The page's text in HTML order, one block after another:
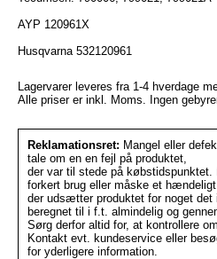
AYP 120961X
Husqvarna 532120961
Lagervarer leveres fra 1-4 hverdage
Alle priser er inkl. Moms. Ingen
Reklamationsret: Mangel eller
tale om en en fejl på produktet,
der var til stede på
forkert brug eller måske et
der udsætter produktet for noget det
beregnet til i f.t. almindelig og
Sørg derfor altid for, at kontrollere
Kontakt evt. kundeservice eller
for yderligere information.